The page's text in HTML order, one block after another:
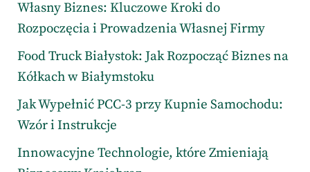
Własny Biznes: Kluczowe Kroki do
Rozpoczęcia i Prowadzenia Własnej Firmy
Food Truck Białystok: Jak Rozpocząć Biznes na
Kółkach w Białymstoku
Jak Wypełnić PCC-3 przy Kupnie Samochodu:
Wzór i Instrukcje
Innowacyjne Technologie, które Zmieniają